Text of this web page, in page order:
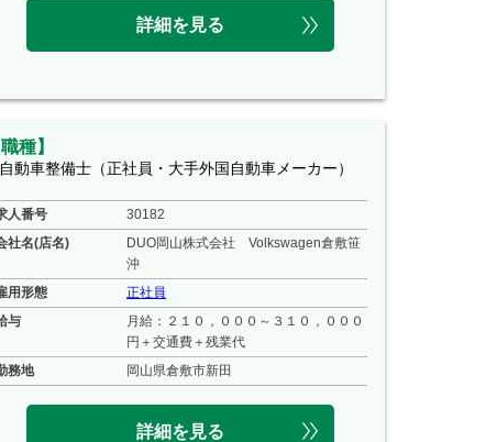
詳細を見る
職種】
自動車整備士（正社員・大手外国自動車メーカー）
人番号
30182
社名(店名)
DUO岡山株式会社 Volkswagen倉敷笹
沖
用形態
正社員
与
月給：２１０，０００～３１０，０００
円＋交通費＋残業代
務地
岡山県倉敷市新田
詳細を見る